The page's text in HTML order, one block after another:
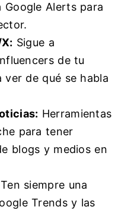
Google Alerts para
Sigue a
de tu
de qué se habla
Herramientas
para tener
blogs y medios en
Ten siempre una
Trends y las